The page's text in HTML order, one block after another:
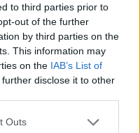
to third parties prior to
out of the further
by third parties on the
This information may
on the IAB’s List of
disclose it to other
Outs
??
@KoenigSteve